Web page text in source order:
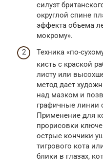
силуэт
округлой спине
эффекта объема
мокрому».
Техника «по-
кисть с краской
листу или
метод дает
над мазком и
графичные линии
Применение для
прорисовки
острые кончики
тигрового кота
блики в глазах,